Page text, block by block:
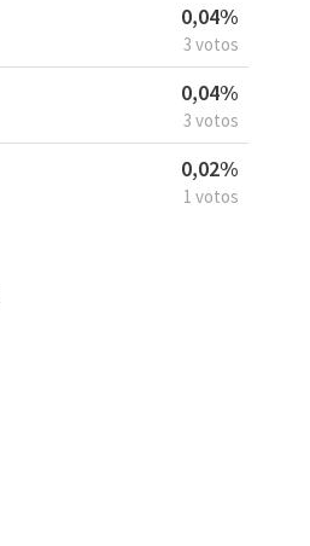
0,04%
3 votos
0,04%
3 votos
0,02%
1 votos